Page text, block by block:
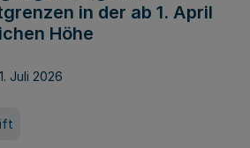
in der ab 1. April
Höhe
Juli 2026